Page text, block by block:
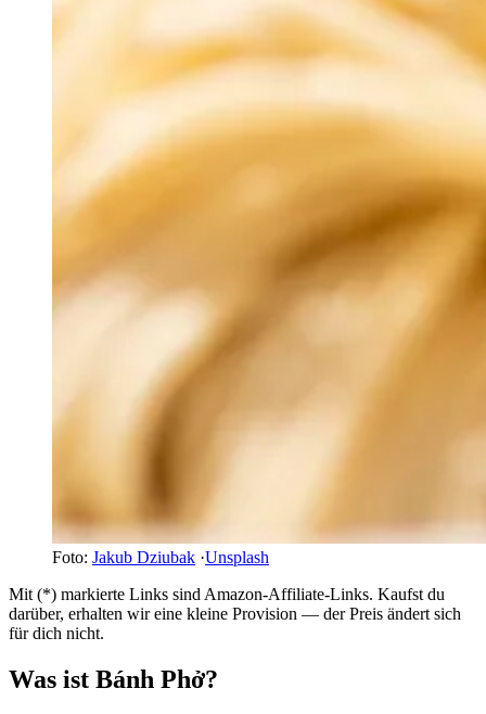
Foto: Jakub Dziubak ·Unsplash
Mit (*) markierte Links sind Amazon-Affiliate-Links. Kaufst du
darüber, erhalten wir eine kleine Provision — der Preis ändert sich
für dich nicht.
Was ist Bánh Phở?